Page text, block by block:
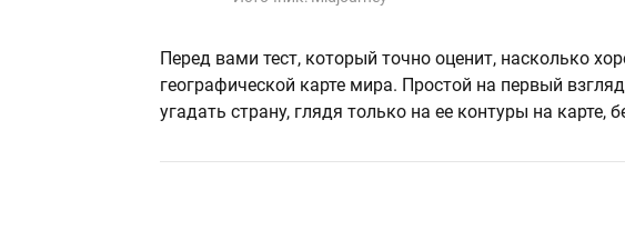
Перед вами тест, который точно оценит, насколько
географической карте мира. Простой на первый
угадать страну, глядя только на ее контуры на карте,